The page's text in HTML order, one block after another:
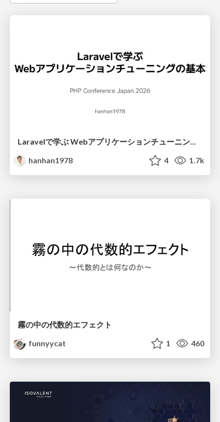
Laravelで学ぶ Webアプリケーションチューニング入門/web_application_tuning_101
hanhan1978
4 1.7k
霧の中の代数的エフェクト
funnyycat
1 460